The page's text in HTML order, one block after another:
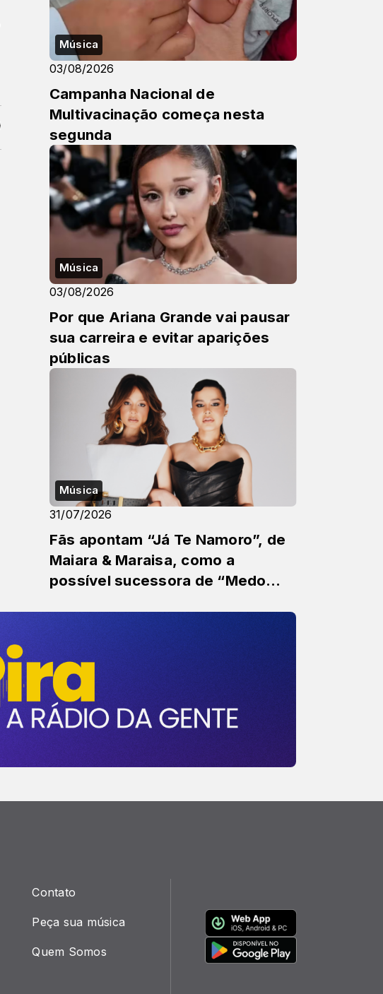
Música
03/08/2026
Campanha Nacional de
Multivacinação começa nesta
segunda
Música
03/08/2026
Por que Ariana Grande vai pausar
sua carreira e evitar aparições
públicas
Música
31/07/2026
Fãs apontam “Já Te Namoro”, de
Maiara & Maraisa, como a
possível sucessora de “Medo
Contato
Peça sua música
Quem Somos